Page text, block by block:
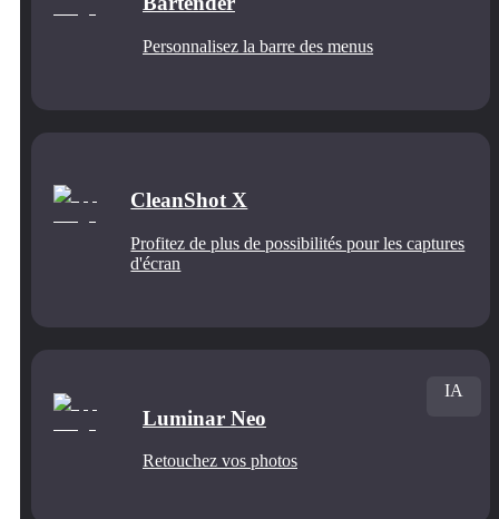
Personnalisez la barre des menus
CleanShot X
Profitez de plus de possibilités pour les captures
d'écran
Luminar Neo
Retouchez vos photos
IA